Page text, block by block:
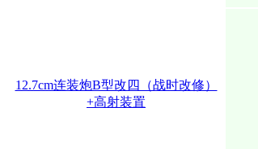
12.7cm连装炮B型改四（战时改修）
+高射装置